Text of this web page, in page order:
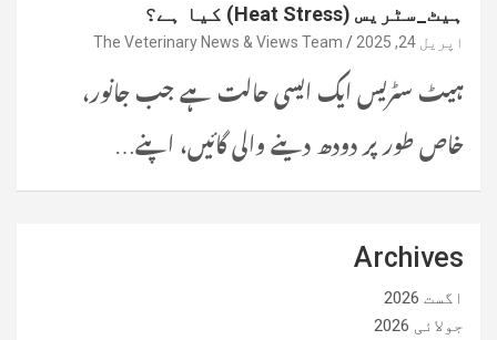
ہیٹ_سٹریس (Heat Stress) کیا ہے؟
اپریل 24, 2025 The Veterinary News & Views Team
ہیٹ سٹریس ایک ایسی حالت ہے جب جانور،
خاص طور پر دودھ دینے والی گائیں، اپنے…
Archives
اگست 2026
جولائی 2026